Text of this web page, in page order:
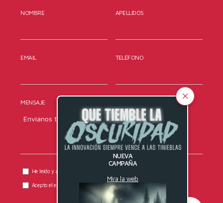
NUEVA
CAMPAÑA
Mira la web
NOMBRE APELLIDOS
EMAIL TELÉFONO
MENSAJE
He leído y acepto la
Acepto el envío de comunicaciones comerciales.